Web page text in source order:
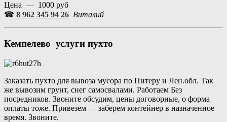
Цена — 1000 руб
☎ 8 962 345 94 26 Виталий
Кемпелево услуги пухто
Заказать пухто для вывоза мусора по Питеру и Лен.обл. Так
же вывозим грунт, снег самосвалами. Работаем Без
посредников. Звоните обсудим, цены договорные, о форма
оплаты тоже. Привезем — заберем контейнер в назначенное
время. Звоните.